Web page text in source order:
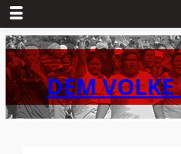
Zum
Inhalt
springenDEM